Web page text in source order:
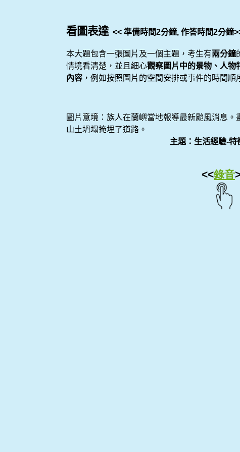
看圖表達 << 準備時間2分鐘, 作答時間2分鐘
本大題包含一張圖片及一個主題，考生有兩分鐘
情境看清楚，並且細心觀察圖片中的景物、人物
內容，例如按照圖片的空間安排或事件的時間順
圖片意境：族人在蘭嶼當地報導最新颱風消息
山土坍塌掩埋了道路。
主題：生活經驗-特
<<錄音